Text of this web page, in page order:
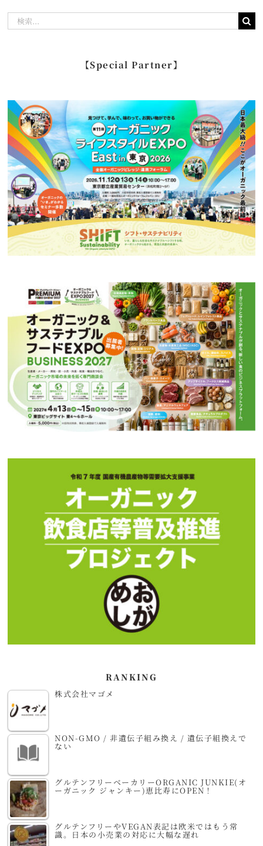
【Special Partner】
RANKING
株式会社マゴメ
NON-GMO / 非遺伝子組み換え / 遺伝子組換えで
ない
グルテンフリーベーカリーORGANIC JUNKIE(オ
ーガニック ジャンキー)恵比寿にOPEN！
グルテンフリーやVEGAN表記は欧米ではもう常
識。日本の小売業の対応に大幅な遅れ